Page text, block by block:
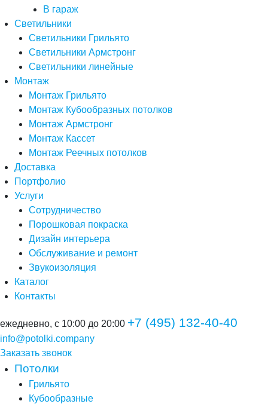
В гараж
Светильники
Светильники Грильято
Светильники Армстронг
Светильники линейные
Монтаж
Монтаж Грильято
Монтаж Кубообразных потолков
Монтаж Армстронг
Монтаж Кассет
Монтаж Реечных потолков
Доставка
Портфолио
Услуги
Сотрудничество
Порошковая покраска
Дизайн интерьера
Обслуживание и ремонт
Звукоизоляция
Каталог
Контакты
ежедневно, с 10:00 до 20:00 +7 (495) 132-40-40
info@potolki.company
Заказать звонок
Потолки
Грильято
Кубообразные